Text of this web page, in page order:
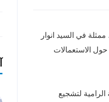
غرفة التجارة و الصناعة و الخدمات لجهة طنجة تطوان الحسيمة يومه الجمعة 22 أكتوبر 2021، ممثلة في السيد انوار
حول الاستعمالات
لتشجيع